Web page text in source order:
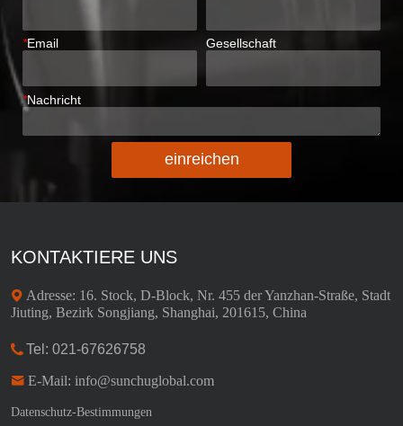
*Email Gesellschaft
*Nachricht
einreichen
KONTAKTIERE UNS
Adresse: 16. Stock, D-Block, Nr. 455 der Yanzhan-Straße, Stadt
Jiuting, Bezirk Songjiang, Shanghai, 201615, China
Tel: 021-67626758
E-Mail: info@sunchuglobal.com
Datenschutz-Bestimmungen